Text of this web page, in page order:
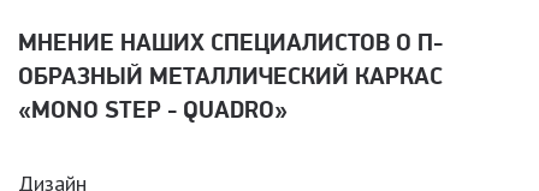
МНЕНИЕ НАШИХ СПЕЦИАЛИСТОВ O П-
ОБРАЗНЫЙ МЕТАЛЛИЧЕСКИЙ КАРКАС
«MONO STEP - QUADRO»
Дизайн